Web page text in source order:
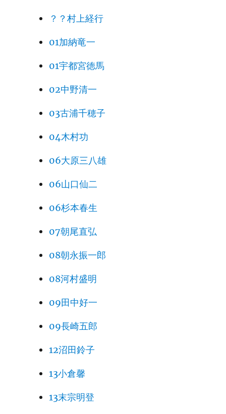
？？村上経行
01加納竜一
01宇都宮徳馬
02中野清一
03古浦千穂子
04木村功
06大原三八雄
06山口仙二
06杉本春生
07朝尾直弘
08朝永振一郎
08河村盛明
09田中好一
09長崎五郎
12沼田鈴子
13小倉馨
13末宗明登